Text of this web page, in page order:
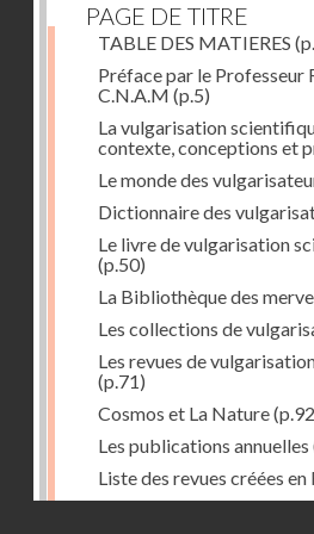
PAGE DE TITRE
TABLE DES MATIERES
Préface par le Professeur
C.N.A.M (p.5)
La vulgarisation
contexte, conceptions et
Le monde des
Dictionnaire des
Le livre de vulgarisation
(p.50)
La Bibliothèque des
Les collections de
Les revues de
(p.71)
Cosmos et La Nature
Les publications annuelles
Liste des revues créées